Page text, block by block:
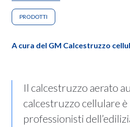
PRODOTTI
A cura del GM Calcestruzzo
Il calcestruzzo aerato
calcestruzzo cellulare è
professionisti